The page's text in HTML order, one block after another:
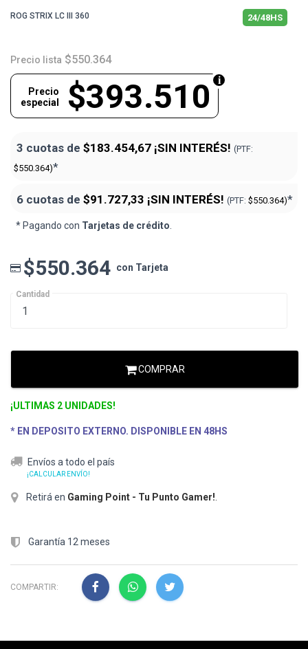
ROG STRIX LC III 360 24/48HS
Precio lista $550.364
$393.510
Precio
especial
3 cuotas de $183.454,67 ¡SIN INTERÉS! (PTF:
$550.364)*
6 cuotas de $91.727,33 ¡SIN INTERÉS! (PTF: $550.364)*
* Pagando con Tarjetas de crédito.
$550.364 con Tarjeta
Cantidad
COMPRAR
¡ULTIMAS 2 UNIDADES!
* EN DEPOSITO EXTERNO. DISPONIBLE EN 48HS
Envíos a todo el país
¡CALCULAR ENVÍO!
Retirá en Gaming Point - Tu Punto Gamer!
Garantía 12 meses
COMPARTIR: